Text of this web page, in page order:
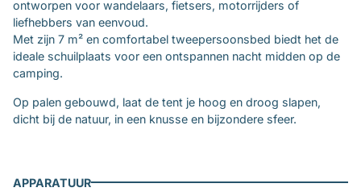
ontworpen voor wandelaars, fietsers, motorrijders of
liefhebbers van eenvoud.
Met zijn 7 m² en comfortabel tweepersoonsbed biedt het de
ideale schuilplaats voor een ontspannen nacht midden op de
camping.
Op palen gebouwd, laat de tent je hoog en droog slapen,
dicht bij de natuur, in een knusse en bijzondere sfeer.
APPARATUUR